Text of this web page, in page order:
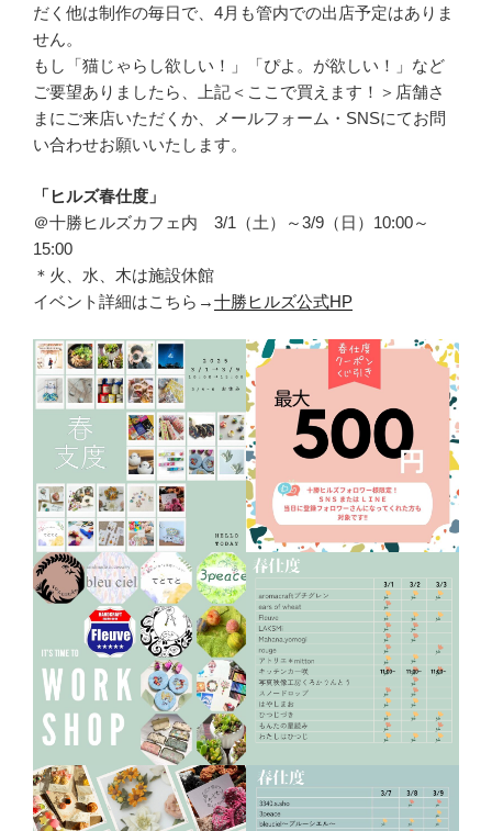
だく他は制作の毎日で、4月も管内での出店予定はありま
せん。
もし「猫じゃらし欲しい！」「ぴよ。が欲しい！」など
ご要望ありましたら、上記＜ここで買えます！＞店舗さ
まにご来店いただくか、メールフォーム・SNSにてお問
い合わせお願いいたします。
「ヒルズ春仕度」
＠十勝ヒルズカフェ内 3/1（土）～3/9（日）10:00～
15:00
＊火、水、木は施設休館
イベント詳細はこちら→十勝ヒルズ公式HP